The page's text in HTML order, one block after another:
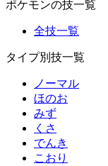
ポケモンの技一覧
全技一覧
タイプ別技一覧
ノーマル
ほのお
みず
くさ
でんき
こおり